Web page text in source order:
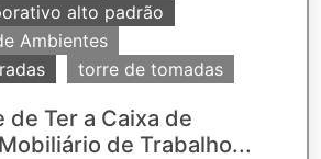
alto padrão
Ambientes
torre de tomadas
de Ter a Caixa de
de Trabalho...